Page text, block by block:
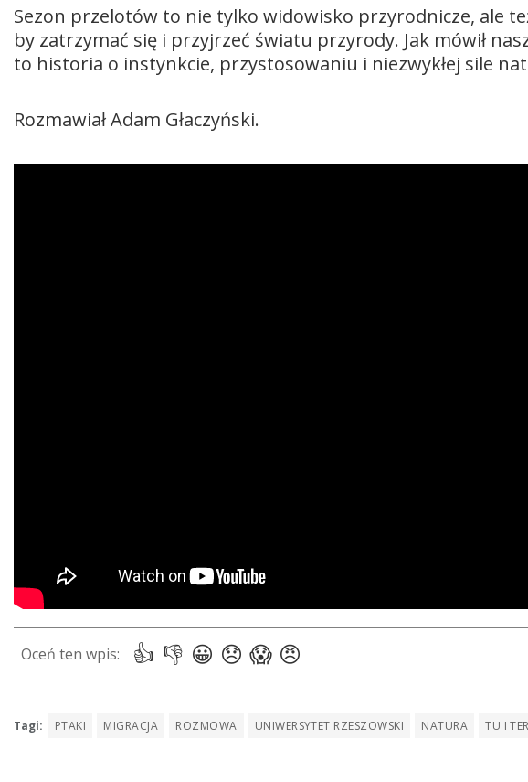
Sezon przelotów to nie tylko widowisko przyrodnicze, ale
by zatrzymać się i przyjrzeć światu przyrody. Jak mówił
to historia o instynkcie, przystosowaniu i niezwykłej sile
Rozmawiał Adam Głaczyński.
Tagi: PTAKI MIGRACJA ROZMOWA UNIWERSYTET RZESZOWSKI NATURA TU I